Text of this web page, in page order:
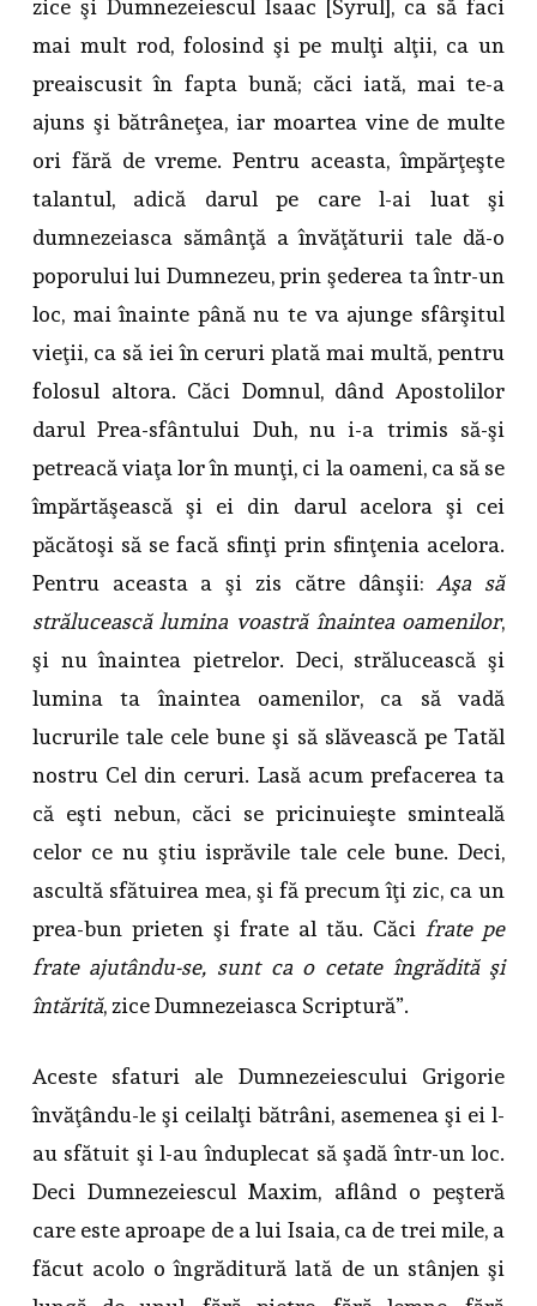
zice şi Dumnezeiescul Isaac [Syrul], ca să faci
mai mult rod, folosind şi pe mulţi alţii, ca un
preaiscusit în fapta bună; căci iată, mai te-a
ajuns şi bătrâneţea, iar moartea vine de multe
ori fără de vreme. Pentru aceasta, împărţeşte
talantul, adică darul pe care l-ai luat şi
dumnezeiasca sămânţă a învăţăturii tale dă-o
poporului lui Dumnezeu, prin şederea ta într-un
loc, mai înainte până nu te va ajunge sfârşitul
vieţii, ca să iei în ceruri plată mai multă, pentru
folosul altora. Căci Domnul, dând Apostolilor
darul Prea-sfântului Duh, nu i-a trimis să-şi
petreacă viaţa lor în munţi, ci la oameni, ca să se
împărtăşească şi ei din darul acelora şi cei
păcătoşi să se facă sfinţi prin sfinţenia acelora.
Pentru aceasta a şi zis către dânşii: Aşa să
strălucească lumina voastră înaintea oamenilor,
şi nu înaintea pietrelor. Deci, strălucească şi
lumina ta înaintea oamenilor, ca să vadă
lucrurile tale cele bune şi să slăvească pe Tatăl
nostru Cel din ceruri. Lasă acum prefacerea ta
că eşti nebun, căci se pricinuieşte sminteală
celor ce nu ştiu isprăvile tale cele bune. Deci,
ascultă sfătuirea mea, şi fă precum îţi zic, ca un
prea-bun prieten şi frate al tău. Căci frate pe
frate ajutându-se, sunt ca o cetate îngrădită şi
întărită, zice Dumnezeiasca Scriptură”.
Aceste sfaturi ale Dumnezeiescului Grigorie
învăţându-le şi ceilalţi bătrâni, asemenea şi ei l-
au sfătuit şi l-au înduplecat să şadă într-un loc.
Deci Dumnezeiescul Maxim, aflând o peşteră
care este aproape de a lui Isaia, ca de trei mile, a
făcut acolo o îngrăditură lată de un stânjen şi